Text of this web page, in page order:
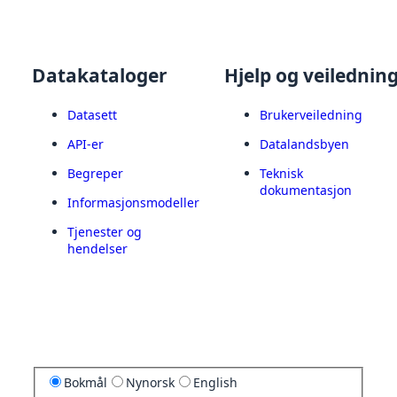
Datakataloger
Datasett
API-er
Begreper
Informasjonsmodeller
Tjenester og
hendelser
Hjelp og
Brukerveiledning
Datalandsbyen
Teknisk
dokumentasjon
Bokmål Nynorsk English